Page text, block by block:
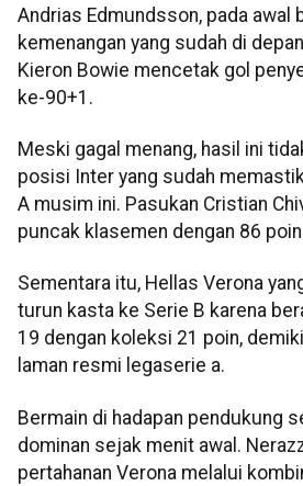
Andrias Edmundsson, pada awal
kemenangan yang sudah di
Kieron Bowie mencetak gol
ke-90+1.
Meski gagal menang, hasil ini
posisi Inter yang sudah
A musim ini. Pasukan Cristian
puncak klasemen dengan 86
Sementara itu, Hellas Verona
turun kasta ke Serie B karena
19 dengan koleksi 21 poin,
laman resmi legaserie a.
Bermain di hadapan pendukung
dominan sejak menit awal.
pertahanan Verona melalui